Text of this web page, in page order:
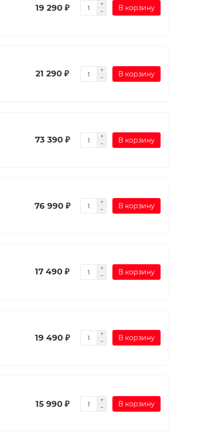
19 290 ₽ В корзину
21 290 ₽ В корзину
73 390 ₽ В корзину
76 990 ₽ В корзину
17 490 ₽ В корзину
19 490 ₽ В корзину
15 990 ₽ В корзину